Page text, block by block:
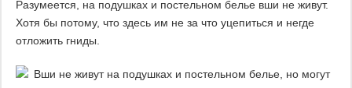
Разумеется, на подушках и постельном белье вши не живут.
Хотя бы потому, что здесь им не за что уцепиться и негде
отложить гниды.